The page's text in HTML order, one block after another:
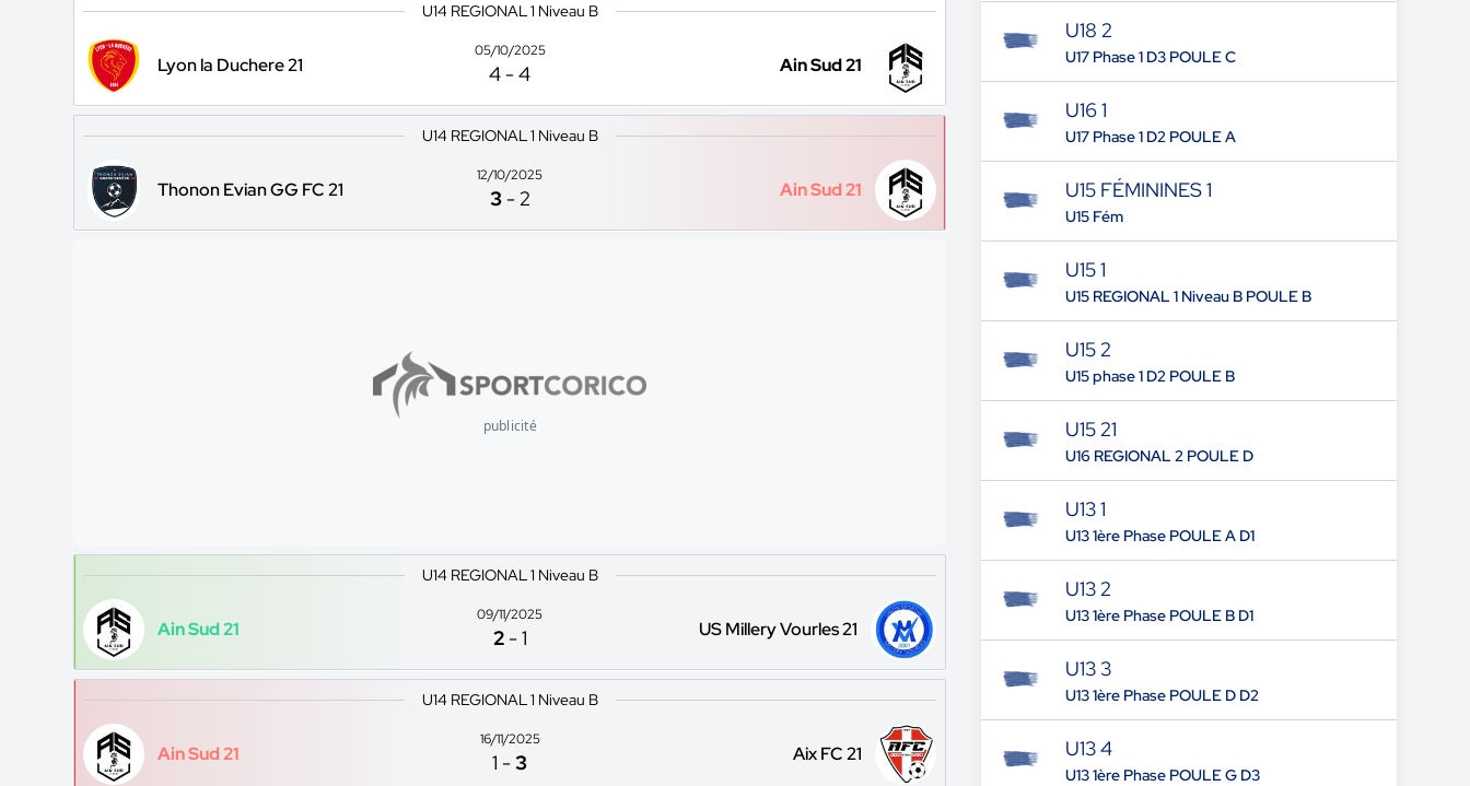
U14 REGIONAL 1 Niveau B
Lyon la Duchere 21
05/10/2025
4 -4 Ain Sud 21
U14 REGIONAL 1 Niveau B
Thonon Evian GG FC 21
12/10/2025
3 -2 Ain Sud 21
publicité
U14 REGIONAL 1 Niveau B
Ain Sud 21
09/11/2025
2 -1 US Millery Vourles 21
U14 REGIONAL 1 Niveau B
Ain Sud 21
16/11/2025
1 -3 Aix FC 21
U18 2
U17 Phase 1 D3 POULE C
U16 1
U17 Phase 1 D2 POULE A
U15 FÉMININES 1
U15 Fém
U15 1
U15 REGIONAL 1 Niveau B POULE B
U15 2
U15 phase 1 D2 POULE B
U15 21
U16 REGIONAL 2 POULE D
U13 1
U13 1ère Phase POULE A D1
U13 2
U13 1ère Phase POULE B D1
U13 3
U13 1ère Phase POULE D D2
U13 4
U13 1ère Phase POULE G D3